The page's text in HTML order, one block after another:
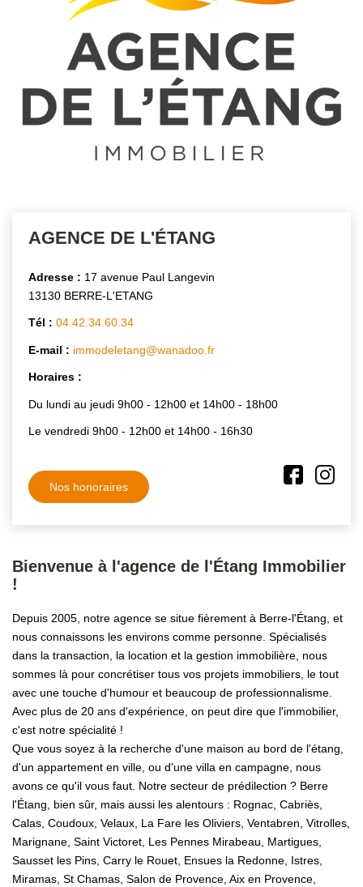
OUTILS
NOTRE ÉQUIPE
CONTACT
AGENCE DE L'ÉTANG
Adresse : 17 avenue Paul Langevin
13130 BERRE-L'ETANG
Tél : 04.42.34.60.34
E-mail : immodeletang@wanadoo.fr
Horaires :
Du lundi au jeudi 9h00 - 12h00 et 14h00 - 18h00
Le vendredi 9h00 - 12h00 et 14h00 - 16h30
Nos honoraires
Bienvenue à l'agence de l'Étang Immobilier
!
Depuis 2005, notre agence se situe fièrement à Berre-l'Étang, et
nous connaissons les environs comme personne. Spécialisés
dans la transaction, la location et la gestion immobilière, nous
sommes là pour concrétiser tous vos projets immobiliers, le tout
avec une touche d'humour et beaucoup de professionnalisme.
Avec plus de 20 ans d'expérience, on peut dire que l'immobilier,
c'est notre spécialité !
Que vous soyez à la recherche d'une maison au bord de l'étang,
d'un appartement en ville, ou d'une villa en campagne, nous
avons ce qu'il vous faut. Notre secteur de prédilection ? Berre
l'Étang, bien sûr, mais aussi les alentours : Rognac, Cabriès,
Calas, Coudoux, Velaux, La Fare les Oliviers, Ventabren, Vitrolles,
Marignane, Saint Victoret, Les Pennes Mirabeau, Martigues,
Sausset les Pins, Carry le Rouet, Ensues la Redonne, Istres,
Miramas, St Chamas, Salon de Provence, Aix en Provence,